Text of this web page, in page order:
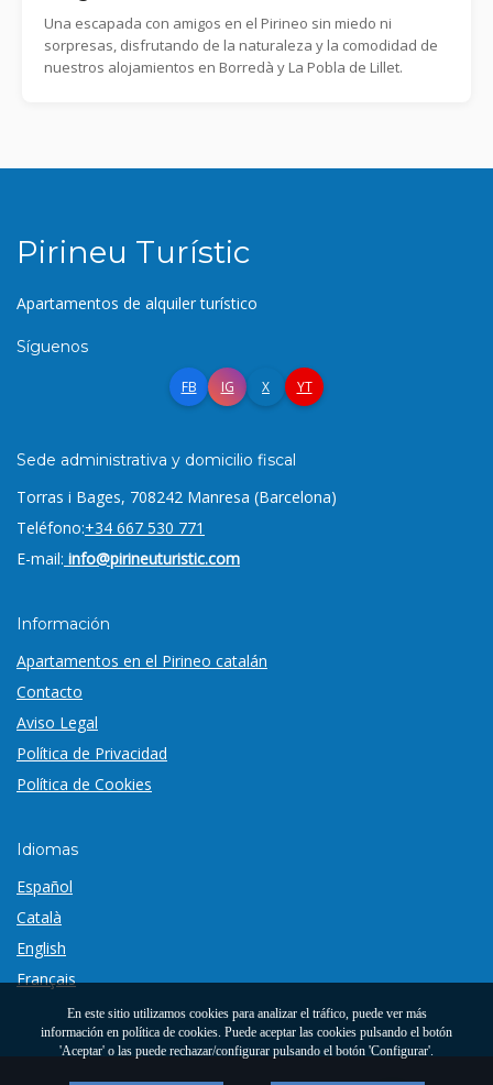
Una escapada con amigos en el Pirineo sin miedo ni
sorpresas, disfrutando de la naturaleza y la comodidad de
nuestros alojamientos en Borredà y La Pobla de Lillet.
Pirineu Turístic
Apartamentos de alquiler turístico
Síguenos
FB IG X YT
Sede administrativa y domicilio fiscal
Torras i Bages, 708242 Manresa (Barcelona)
Teléfono:+34 667 530 771
E-mail: info@pirineuturistic.com
Información
Apartamentos en el Pirineo catalán
Contacto
Aviso Legal
Política de Privacidad
Política de Cookies
Idiomas
Español
Català
English
Français
En este sitio utilizamos cookies para analizar el tráfico, puede ver más
información en política de cookies. Puede aceptar las cookies pulsando el botón
'Aceptar' o las puede rechazar/configurar pulsando el botón 'Configurar'.